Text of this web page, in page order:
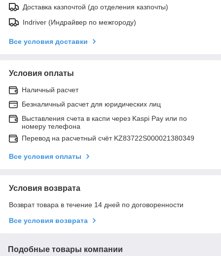
Доставка казпочтой (до отделения казпочты)
Indriver (Индрайвер по межгороду)
Все условия доставки
Условия оплаты
Наличный расчет
Безналичный расчет для юридических лиц
Выставления счета в каспи через Kaspi Pay или по
номеру телефона
Перевод на расчетный счёт KZ83722S000021380349
Все условия оплаты
Условия возврата
Возврат товара в течение 14 дней по договоренности
Все условия возврата
Подобные товары компании